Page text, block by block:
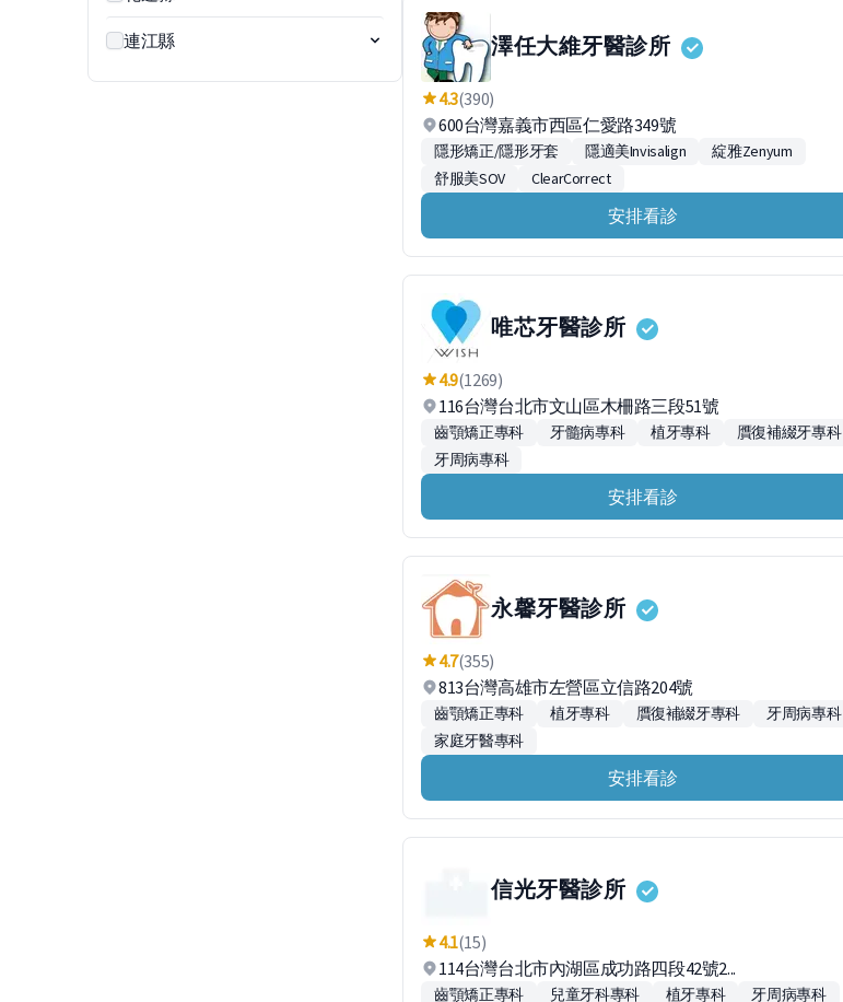
連江縣 澤任大維牙醫診所
4.3(390)
600台灣嘉義市西區仁愛路349號
隱形矯正/隱形牙套 隱適美Invisalign
綻雅Zenyum
舒服美SOV
ClearCorrect
安排看診
唯芯牙醫診所
4.9(1269)
116台灣台北市文山區木柵路三段51號
齒顎矯正專科 牙髓病專科 植牙專科
贋復補綴牙專科
牙周病專科
安排看診
永馨牙醫診所
4.7(355)
813台灣高雄市左營區立信路204號
齒顎矯正專科 植牙專科 贋復補綴牙專科
牙周病專科
家庭牙醫專科
安排看診
信光牙醫診所
4.1(15)
114台灣台北市內湖區成功路四段42號2...
齒顎矯正專科 兒童牙科專科 植牙專科 牙周病專科